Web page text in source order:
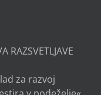
RAZSVETLJAVE
za razvoj